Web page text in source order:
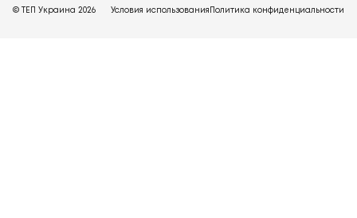
© ТЕП Украина 2026 Условия использования Политика конфиденциальности